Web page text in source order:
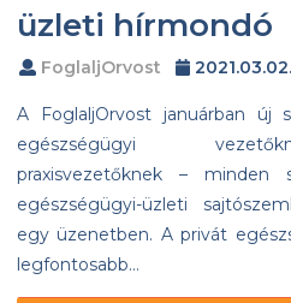
üzleti hírmondó
FoglaljOrvost 2021.03.02.
A FoglaljOrvost januárban új
egészségügyi
praxisvezetőknek –
egészségügyi-üzleti
egy üzenetben. A privát
legfontosabb…